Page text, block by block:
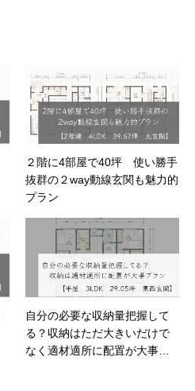
２階に4部屋で40坪 使い勝手
抜群の２way動線玄関も魅力的
プラン
自分の必要な収納量把握して
る？収納はただ大きいだけで
なく適材適所に配置が大事プ